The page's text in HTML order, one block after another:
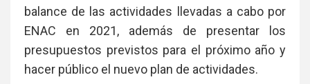
balance de las actividades llevadas a cabo por
ENAC en 2021, además de presentar los
presupuestos previstos para el próximo año y
hacer público el nuevo plan de actividades.